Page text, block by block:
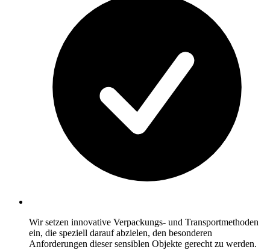
Wir setzen innovative Verpackungs- und Transportmethoden
ein, die speziell darauf abzielen, den besonderen
Anforderungen dieser sensiblen Objekte gerecht zu werden.